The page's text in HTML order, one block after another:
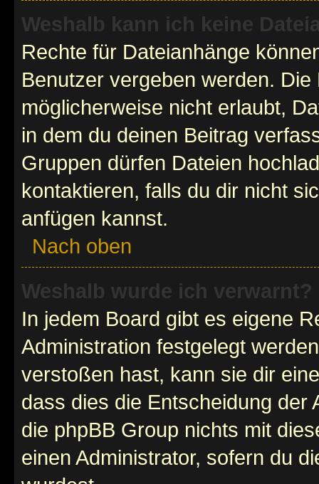
Weshalb kann ich keine
Rechte für Dateianhänge
Benutzer vergeben werden.
möglicherweise nicht erlaubt,
in dem du deinen Beitrag
Gruppen dürfen Dateien
kontaktieren, falls du dir nicht
anfügen kannst.
Nach oben
Weshalb wurde ich verwarnt?
In jedem Board gibt es eigene
Administration festgelegt
verstoßen hast, kann sie dir
dass dies die Entscheidung der
die phpBB Group nichts mit
einen Administrator, sofern du